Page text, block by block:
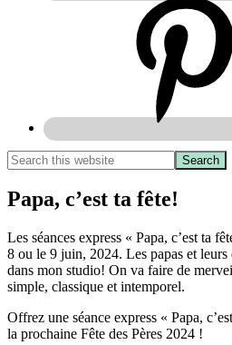
Papa, c’est ta fête!
Les séances express « Papa, c’est ta
8 ou le 9 juin, 2024. Les papas et leurs
dans mon studio! On va faire de
simple, classique et intemporel.
Offrez une séance express « Papa,
la prochaine Fête des Pères 2024 !